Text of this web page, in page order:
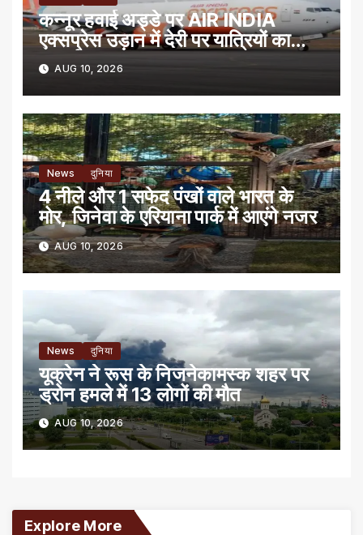
कन्नूर हवाई अड्डे पर AIR INDIA
एक्सप्रेस उड़ान में देरी पर यात्रियों का
प्रदर्शन
AUG 10, 2026
News दुनिया
4 नीले और 1 सफेद पंखों वाले भारत के
मोर, जिनेवा के एरियाना पार्क में आएंगे नजर
AUG 10, 2026
News दुनिया
यूक्रेन ने रूस के निजनेकामस्क शहर पर
ड्रोन हमले में 13 लोगों की मौत
AUG 10, 2026
Explore More